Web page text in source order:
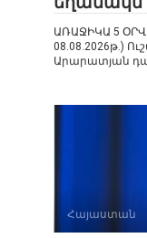
ԱՌԱՋԻԿԱ 5
08.08.2026թ.)
Արարատյան
Հայաստան